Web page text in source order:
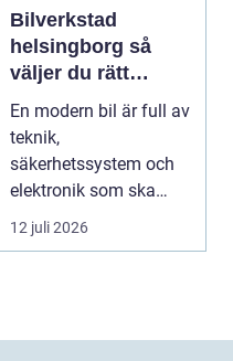
Bilverkstad
helsingborg så
väljer du rätt
service för din bil
En modern bil är full av
teknik,
säkerhetssystem och
elektronik som ska
fungera tillsammans
12 juli 2026